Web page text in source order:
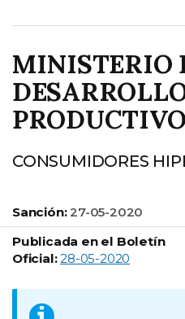
MINISTERIO
PRODUCTIVO
CONSUMIDORES
Sanción: 27-05-2020
Publicada en el Boletín
Oficial: 28-05-2020